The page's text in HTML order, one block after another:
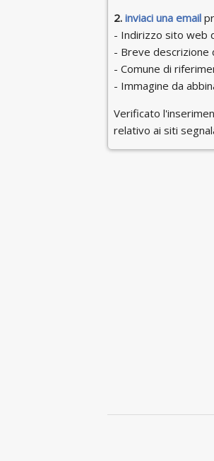
2. inviaci una email
- Indirizzo sito web
- Breve descrizione
- Comune di
- Immagine da
Verificato
relativo ai siti